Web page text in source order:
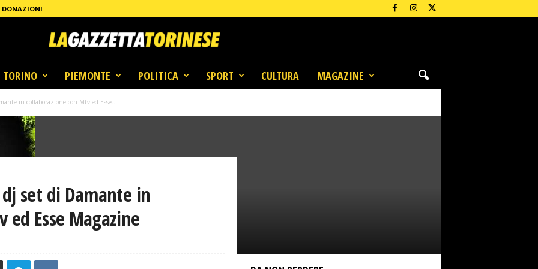
DONAZIONI
TORINO PIEMONTE POLITICA SPORT CULTURA MAGAZINE
in collaborazione con Mtv ed Esse...
set di Damante in
ed Esse Magazine